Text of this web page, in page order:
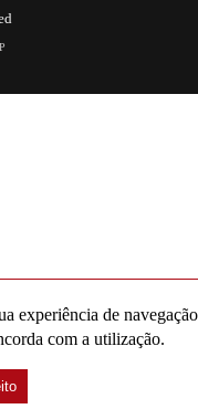
experiência de
com a utilização.